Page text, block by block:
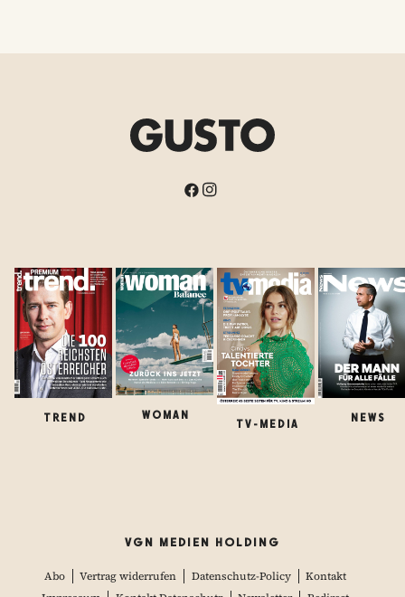
TREND WOMAN
TV-MEDIA
NEWS
VGN MEDIEN HOLDING
Abo Vertrag widerrufen Datenschutz-Policy
Kontakt